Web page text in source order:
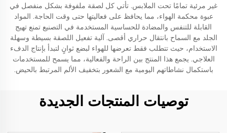
غير مرئية تمامًا تحت الملابس. تأتي كل لصقة ملفوفة بشكل منفصل في
عبوة محكمة الهواء، مما يحافظ على فعاليتها حتى وقت الحاجة. المواد
القابلة للتنفس والمضادة للحساسية المستخدمة في التصنيع تمنع تهيج
الجلد مع السماح بانتقال حراري أقصى. آلية تفعيل اللصقة بسيطة وسهلة
الاستخدام، حيث تتطلب فقط تعرضها للهواء لبضع ثوانٍ لتبدأ بإنتاج الدفء
العلاجي. يجمع هذا المنتج بين الراحة والفعالية، مما يسمح للمستخدمات
باستكمال نشاطاتهم اليومية مع الشعور بتخفيف الألم المرتبط بالحيض.
توصيات المنتجات الجديدة